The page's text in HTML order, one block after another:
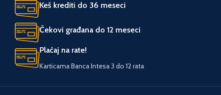
Keš krediti do 36 meseci
Čekovi građana do 12 meseci
Plaćaj na rate!
Karticama Banca Intesa 3 do 12 rata